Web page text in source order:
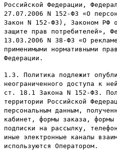
Российской Федерации,
27.07.2006 N 152-ФЗ «О
Закон N 152-ФЗ), Законом РФ
защите прав потребителей»,
13.03.2006 N 38-ФЗ «О
применимыми нормативными
Федерации.
1.3. Политика подлежит
неограниченного доступа к
ст. 18.1 Закона N 152-ФЗ.
территории Российской
персональным данным,
кабинет, формы заказа,
подписки на рассылку,
иные электронные каналы
используются Оператором.